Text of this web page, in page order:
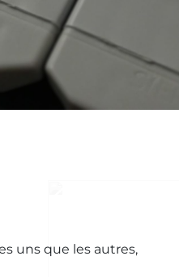
uns que les autres,